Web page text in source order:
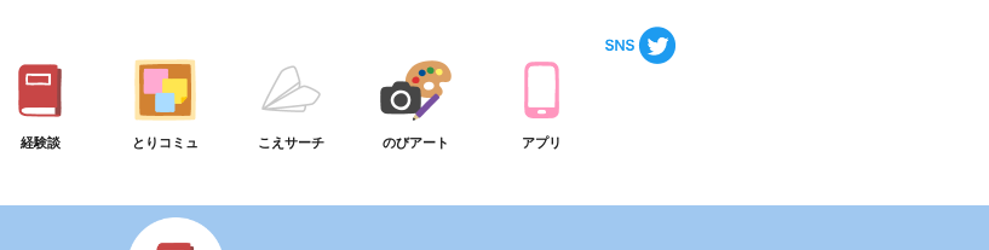
経験談 とりコミュ こえサーチ のびアート アプリ